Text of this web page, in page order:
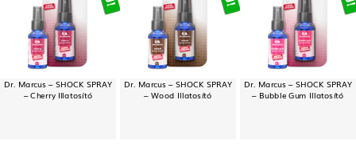
Dr. Marcus – SHOCK SPRAY
– Cherry Illatosító
Dr. Marcus – SHOCK SPRAY
– Wood Illatosító
Dr. Marcus – SHOCK SPRAY
– Bubble Gum Illatosító